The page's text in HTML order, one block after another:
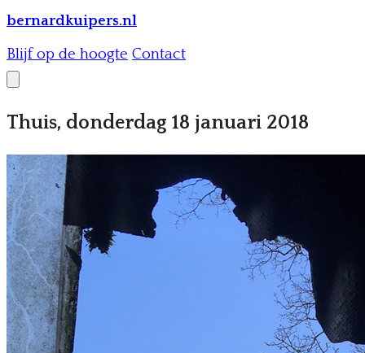
bernardkuipers.nl
Blijf op de hoogte Contact
Thuis, donderdag 18 januari 2018